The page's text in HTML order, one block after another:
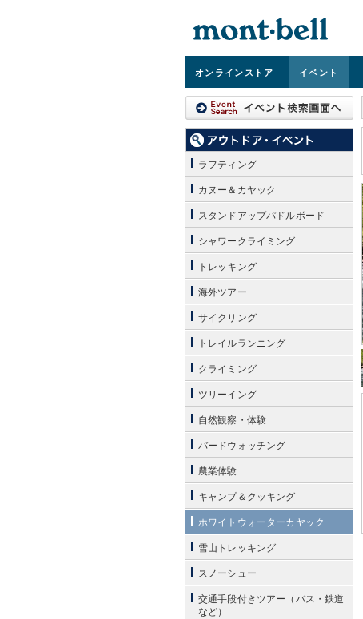
オンラインストア イベント
ラフティング
カヌー＆カヤック
スタンドアップパドルボード
シャワークライミング
トレッキング
海外ツアー
サイクリング
トレイルランニング
クライミング
ツリーイング
自然観察・体験
バードウォッチング
農業体験
キャンプ＆クッキング
ホワイトウォーターカヤック
雪山トレッキング
スノーシュー
交通手段付きツアー（バス・鉄道
など）